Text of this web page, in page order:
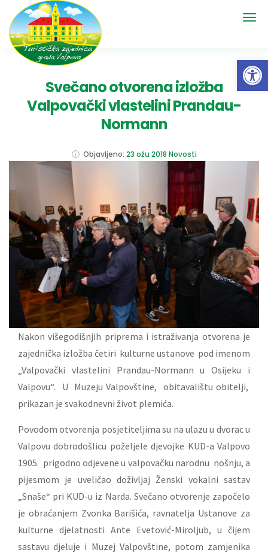
Svečano otvorena izložba
Valpovački vlastelini Prandau-
Normann
Objavljeno: 23 ožu 2018 Novosti
Nakon višegodišnjih priprema i istraživanja otvorena je
zajednička izložba četiri kulturne ustanove pod imenom
„Valpovački vlastelini Prandau-Normann u Osijeku i
Valpovu“. U Muzeju Valpovštine, obitavalištu obitelji,
prikazan je svakodnevni život plemića.
Povodom otvorenja posjetiteljima su na ulazu u dvorac u
Valpovu dobrodošlicu poželjele djevojke KUD-a Valpovo
1905. prigodno odjevene u valpovačku narodnu nošnju, a
pijesmom je uveličao doživljaj Ženski vokalni sastav
„Snaše“ pri KUD-u iz Narda. Svečano otvorenje započelo
je obraćanjem Zvonka Barišića, ravnatelja Ustanove za
kulturne djelatnosti Ante Evetović-Miroljub, u čijem
sastavu djeluje i Muzej Valpovštine, potom zamjenika